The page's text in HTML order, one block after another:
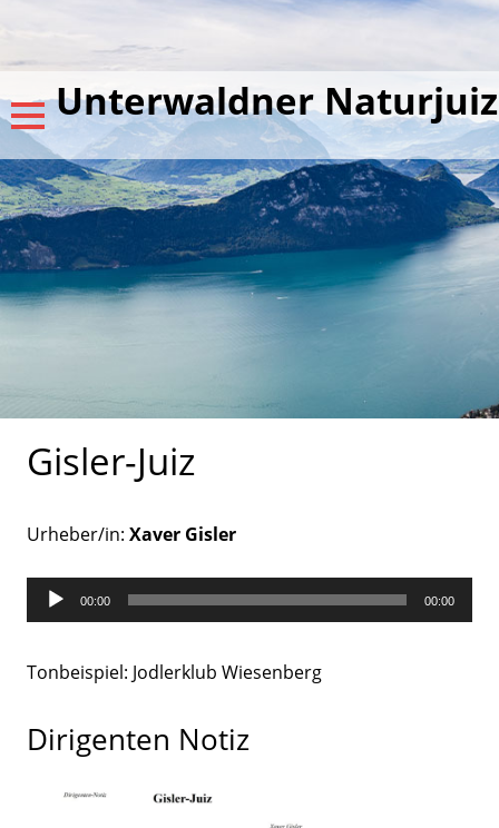
Unterwaldner Naturjuiz
Gisler-Juiz
Urheber/in: Xaver Gisler
Audio-
Player
00:00 00:00
Tonbeispiel: Jodlerklub Wiesenberg
Dirigenten Notiz